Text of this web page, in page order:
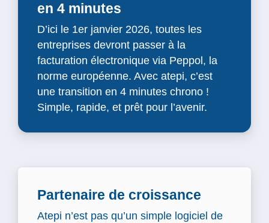
en 4 minutes
D’ici le 1er janvier 2026, toutes les
entreprises devront passer à la
facturation électronique via Peppol, la
norme européenne. Avec atepi, c’est
une transition en 4 minutes chrono !
Simple, rapide, et prêt pour l’avenir.
Partenaire de croissance
Atepi n’est pas qu’un simple logiciel de